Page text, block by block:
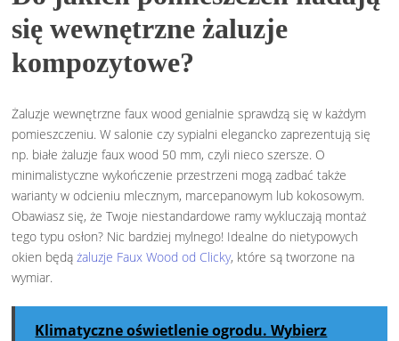
się wewnętrzne żaluzje
kompozytowe?
Żaluzje wewnętrzne faux wood genialnie sprawdzą się w każdym
pomieszczeniu. W salonie czy sypialni elegancko zaprezentują się
np. białe żaluzje faux wood 50 mm, czyli nieco szersze. O
minimalistyczne wykończenie przestrzeni mogą zadbać także
warianty w odcieniu mlecznym, marcepanowym lub kokosowym.
Obawiasz się, że Twoje niestandardowe ramy wykluczają montaż
tego typu osłon? Nic bardziej mylnego! Idealne do nietypowych
okien będą żaluzje Faux Wood od Clicky, które są tworzone na
wymiar.
Klimatyczne oświetlenie ogrodu. Wybierz